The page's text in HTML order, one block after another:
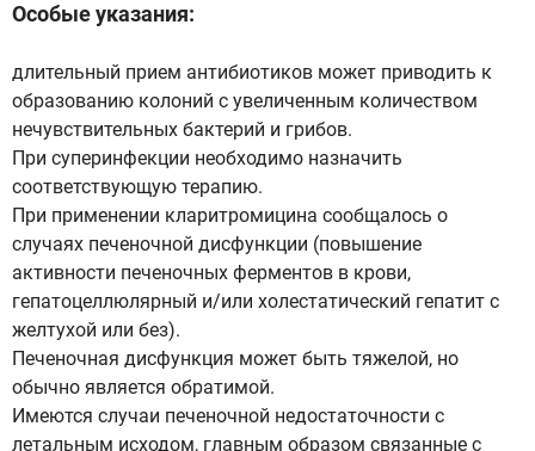
Особые указания:
длительный прием антибиотиков может приводить к
образованию колоний с увеличенным количеством
нечувствительных бактерий и грибов.
При суперинфекции необходимо назначить
соответствующую терапию.
При применении кларитромицина сообщалось о
случаях печеночной дисфункции (повышение
активности печеночных ферментов в крови,
гепатоцеллюлярный и/или холестатический гепатит с
желтухой или без).
Печеночная дисфункция может быть тяжелой, но
обычно является обратимой.
Имеются случаи печеночной недостаточности с
летальным исходом, главным образом связанные с